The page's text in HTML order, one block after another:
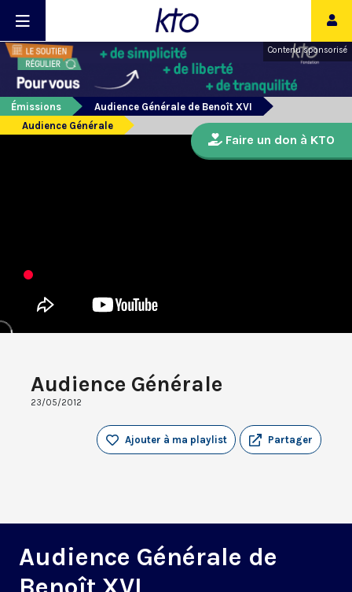
Contenu sponsorisé
Émissions
Audience Générale de Benoît XVI
Audience Générale
Audience Générale
23/05/2012
Partager
Ajouter à ma playlist
Audience Générale de
Faire un don à KTO